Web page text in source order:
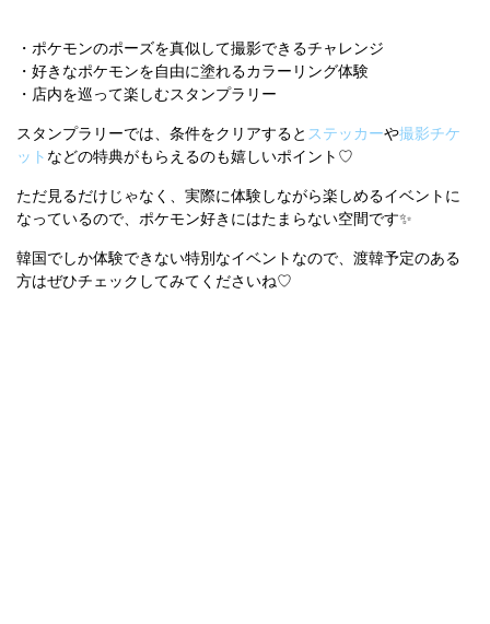
・ポケモンのポーズを真似して撮影できるチャレンジ
・好きなポケモンを自由に塗れるカラーリング体験
・店内を巡って楽しむスタンプラリー
スタンプラリーでは、条件をクリアすると ステッカーや撮影チケ
ット などの特典がもらえるのも嬉しいポイント♡
ただ見るだけじゃなく、実際に体験しながら楽しめるイベントに
なっているので、ポケモン好きにはたまらない空間です✨
韓国でしか体験できない特別なイベントなので、渡韓予定のある
方はぜひチェックしてみてくださいね♡